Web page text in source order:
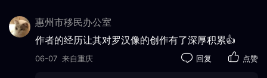
惠州市移民办公室
作者的经历让其对罗汉像的创作有了深厚积累👍
06-07 来自重庆 回复 点赞